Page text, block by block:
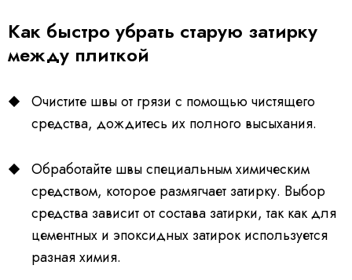
Как быстро убрать старую затирку
между плиткой
Очистите швы от грязи с помощью чистящего
средства, дождитесь их полного высыхания.
Обработайте швы специальным химическим
средством, которое размягчает затирку. Выбор
средства зависит от состава затирки, так как для
цементных и эпоксидных затирок используется
разная химия.